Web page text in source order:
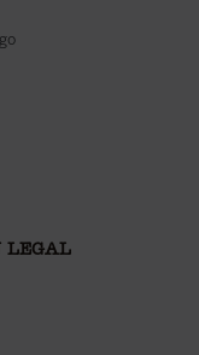
LEGAL